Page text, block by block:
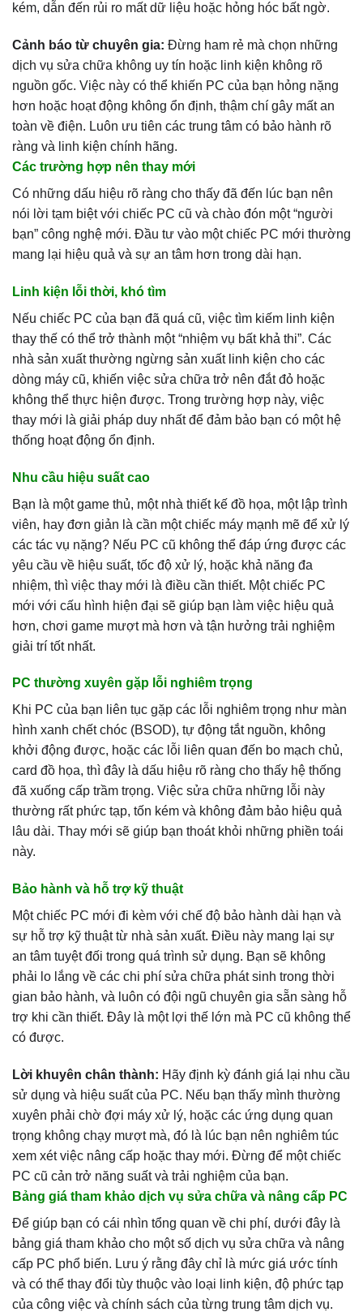
kém, dẫn đến rủi ro mất dữ liệu hoặc hỏng hóc bất ngờ.
Cảnh báo từ chuyên gia: Đừng ham rẻ mà chọn những
dịch vụ sửa chữa không uy tín hoặc linh kiện không rõ
nguồn gốc. Việc này có thể khiến PC của bạn hỏng nặng
hơn hoặc hoạt động không ổn định, thậm chí gây mất an
toàn về điện. Luôn ưu tiên các trung tâm có bảo hành rõ
ràng và linh kiện chính hãng.
Các trường hợp nên thay mới
Có những dấu hiệu rõ ràng cho thấy đã đến lúc bạn nên
nói lời tạm biệt với chiếc PC cũ và chào đón một “người
bạn” công nghệ mới. Đầu tư vào một chiếc PC mới thường
mang lại hiệu quả và sự an tâm hơn trong dài hạn.
Linh kiện lỗi thời, khó tìm
Nếu chiếc PC của bạn đã quá cũ, việc tìm kiếm linh kiện
thay thế có thể trở thành một “nhiệm vụ bất khả thi”. Các
nhà sản xuất thường ngừng sản xuất linh kiện cho các
dòng máy cũ, khiến việc sửa chữa trở nên đắt đỏ hoặc
không thể thực hiện được. Trong trường hợp này, việc
thay mới là giải pháp duy nhất để đảm bảo bạn có một hệ
thống hoạt động ổn định.
Nhu cầu hiệu suất cao
Bạn là một game thủ, một nhà thiết kế đồ họa, một lập trình
viên, hay đơn giản là cần một chiếc máy mạnh mẽ để xử lý
các tác vụ nặng? Nếu PC cũ không thể đáp ứng được các
yêu cầu về hiệu suất, tốc độ xử lý, hoặc khả năng đa
nhiệm, thì việc thay mới là điều cần thiết. Một chiếc PC
mới với cấu hình hiện đại sẽ giúp bạn làm việc hiệu quả
hơn, chơi game mượt mà hơn và tận hưởng trải nghiệm
giải trí tốt nhất.
PC thường xuyên gặp lỗi nghiêm trọng
Khi PC của bạn liên tục gặp các lỗi nghiêm trọng như màn
hình xanh chết chóc (BSOD), tự động tắt nguồn, không
khởi động được, hoặc các lỗi liên quan đến bo mạch chủ,
card đồ họa, thì đây là dấu hiệu rõ ràng cho thấy hệ thống
đã xuống cấp trầm trọng. Việc sửa chữa những lỗi này
thường rất phức tạp, tốn kém và không đảm bảo hiệu quả
lâu dài. Thay mới sẽ giúp bạn thoát khỏi những phiền toái
này.
Bảo hành và hỗ trợ kỹ thuật
Một chiếc PC mới đi kèm với chế độ bảo hành dài hạn và
sự hỗ trợ kỹ thuật từ nhà sản xuất. Điều này mang lại sự
an tâm tuyệt đối trong quá trình sử dụng. Bạn sẽ không
phải lo lắng về các chi phí sửa chữa phát sinh trong thời
gian bảo hành, và luôn có đội ngũ chuyên gia sẵn sàng hỗ
trợ khi cần thiết. Đây là một lợi thế lớn mà PC cũ không thể
có được.
Lời khuyên chân thành: Hãy định kỳ đánh giá lại nhu cầu
sử dụng và hiệu suất của PC. Nếu bạn thấy mình thường
xuyên phải chờ đợi máy xử lý, hoặc các ứng dụng quan
trọng không chạy mượt mà, đó là lúc bạn nên nghiêm túc
xem xét việc nâng cấp hoặc thay mới. Đừng để một chiếc
PC cũ cản trở năng suất và trải nghiệm của bạn.
Bảng giá tham khảo dịch vụ sửa chữa và nâng cấp PC
Để giúp bạn có cái nhìn tổng quan về chi phí, dưới đây là
bảng giá tham khảo cho một số dịch vụ sửa chữa và nâng
cấp PC phổ biến. Lưu ý rằng đây chỉ là mức giá ước tính
và có thể thay đổi tùy thuộc vào loại linh kiện, độ phức tạp
của công việc và chính sách của từng trung tâm dịch vụ.